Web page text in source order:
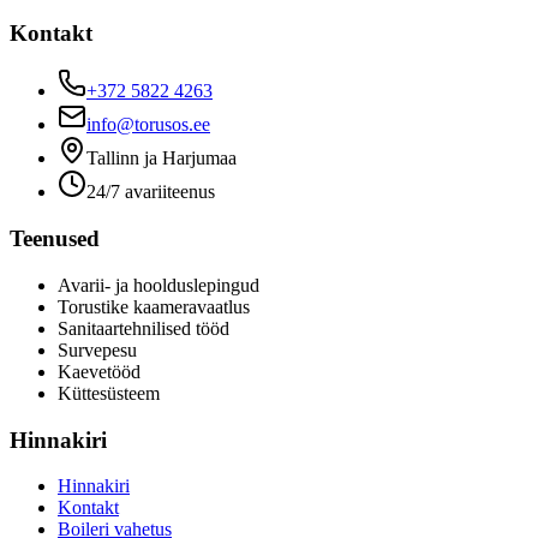
Kontakt
+372 5822 4263
info@torusos.ee
Tallinn ja Harjumaa
24/7 avariiteenus
Teenused
Avarii- ja hoolduslepingud
Torustike kaameravaatlus
Sanitaartehnilised tööd
Survepesu
Kaevetööd
​Küttesüsteem
Hinnakiri
Hinnakiri
Kontakt
Boileri vahetus